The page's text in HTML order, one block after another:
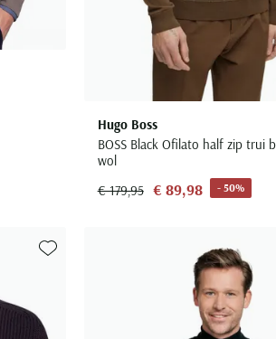
Hugo Boss
BOSS Black Ofilato half zip trui
wol
€ 179,95 € 89,98 - 50%